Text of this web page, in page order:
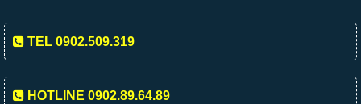
TEL 0902.509.319
HOTLINE 0902.89.64.89